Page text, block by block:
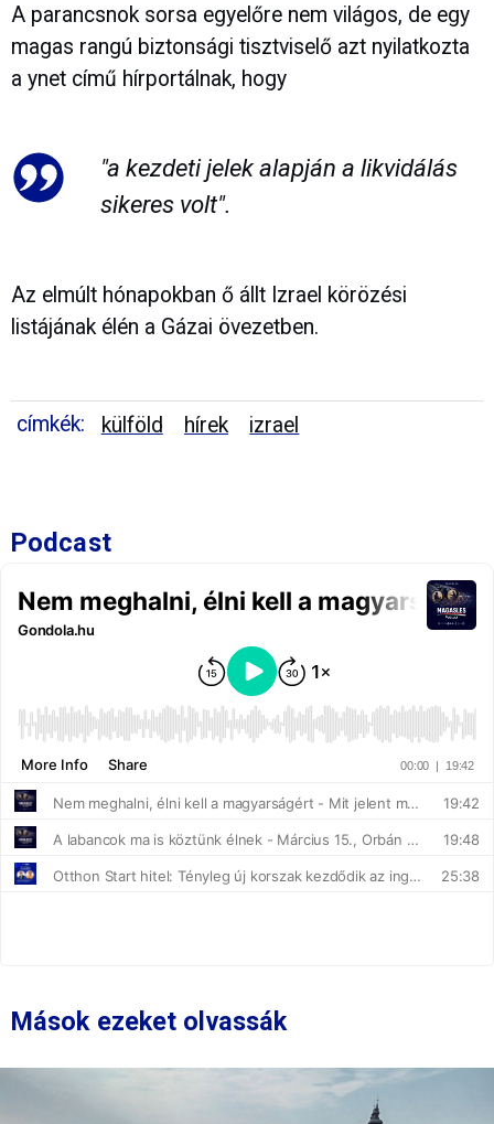
A parancsnok sorsa egyelőre nem világos, de egy
magas rangú biztonsági tisztviselő azt nyilatkozta
a ynet című hírportálnak, hogy
"a kezdeti jelek alapján a likvidálás
sikeres volt".
Az elmúlt hónapokban ő állt Izrael körözési
listájának élén a Gázai övezetben.
címkék: külföld hírek izrael
Podcast
Mások ezeket olvassák